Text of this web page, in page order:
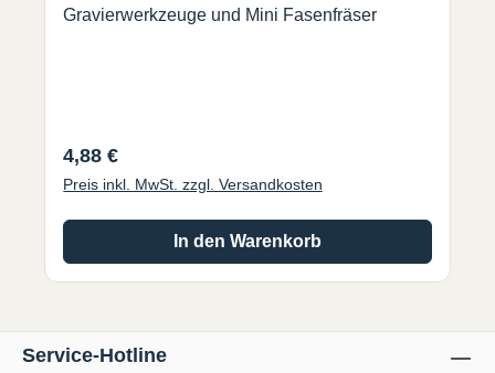
Gravierwerkzeuge und Mini Fasenfräser
Regulärer Preis:
4,88 €
Preis inkl. MwSt. zzgl. Versandkosten
In den Warenkorb
Service-Hotline